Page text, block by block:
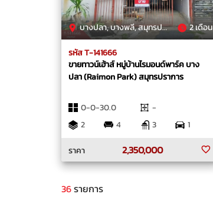
บางปลา, บางพลี, สมุทรปราการ 2 เดือน
รหัส T-141666
ขายทาวน์เฮ้าส์ หมู่บ้านไรมอนด์พาร์ค บาง
ปลา (Raimon Park) สมุทรปราการ
0-0-30.0
-
2
4 3
1
ราคา
2,350,000
36รายการ